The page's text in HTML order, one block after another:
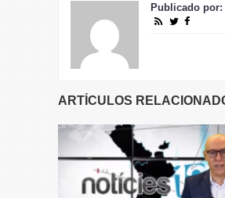
Publicado por:
ARTÍCULOS